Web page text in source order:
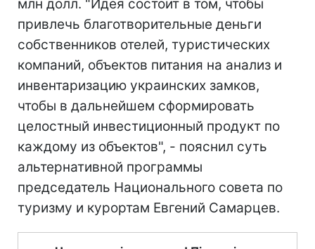
млн долл. "Идея состоит в том, чтобы
привлечь благотворительные деньги
собственников отелей, туристических
компаний, объектов питания на анализ и
инвентаризацию украинских замков,
чтобы в дальнейшем сформировать
целостный инвестиционный продукт по
каждому из объектов", - пояснил суть
альтернативной программы
председатель Национального совета по
туризму и курортам Евгений Самарцев.